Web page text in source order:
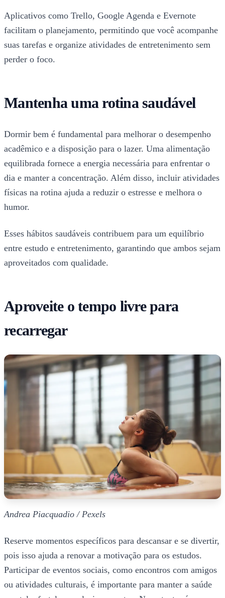
Aplicativos como Trello, Google Agenda e Evernote
facilitam o planejamento, permitindo que você acompanhe
suas tarefas e organize atividades de entretenimento sem
perder o foco.
Mantenha uma rotina saudável
Dormir bem é fundamental para melhorar o desempenho
acadêmico e a disposição para o lazer. Uma alimentação
equilibrada fornece a energia necessária para enfrentar o
dia e manter a concentração. Além disso, incluir atividades
físicas na rotina ajuda a reduzir o estresse e melhora o
humor.
Esses hábitos saudáveis contribuem para um equilíbrio
entre estudo e entretenimento, garantindo que ambos sejam
aproveitados com qualidade.
Aproveite o tempo livre para
recarregar
Andrea Piacquadio / Pexels
Reserve momentos específicos para descansar e se divertir,
pois isso ajuda a renovar a motivação para os estudos.
Participar de eventos sociais, como encontros com amigos
ou atividades culturais, é importante para manter a saúde